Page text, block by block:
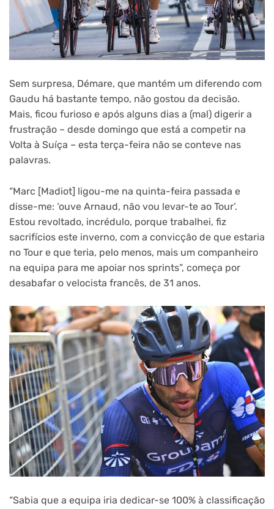
Sem surpresa, Démare, que mantém um diferendo com
Gaudu há bastante tempo, não gostou da decisão.
Mais, ficou furioso e após alguns dias a (mal) digerir a
frustração – desde domingo que está a competir na
Volta à Suíça – esta terça-feira não se conteve nas
palavras.
“Marc [Madiot] ligou-me na quinta-feira passada e
disse-me: ‘ouve Arnaud, não vou levar-te ao Tour’.
Estou revoltado, incrédulo, porque trabalhei, fiz
sacrifícios este inverno, com a convicção de que estaria
no Tour e que teria, pelo menos, mais um companheiro
na equipa para me apoiar nos sprints”, começa por
desabafar o velocista francês, de 31 anos.
“Sabia que a equipa iria dedicar-se 100% à classificação